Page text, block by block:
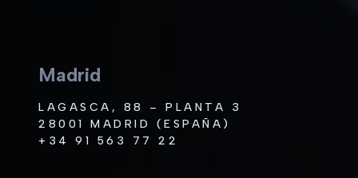
Madrid
LAGASCA, 88 – PLANTA 3
28001 MADRID (ESPAÑA)
+34 91 563 77 22